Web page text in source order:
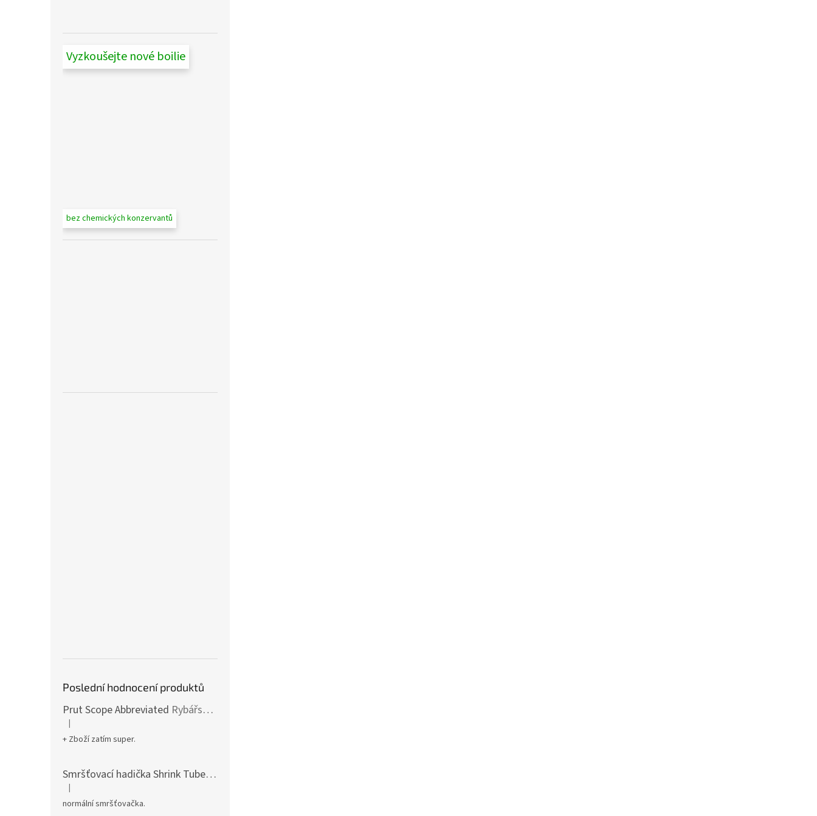
Vyzkoušejte nové boilie
bez chemických konzervantů
Poslední hodnocení produktů
Prut Scope Abbreviated Rybářské pruty s krátkým dělením a zkrácenou rukojetí
Hodnocení produktu je 5 z 5 hvězdiček.
|
+ Zboží zatím super.
Smršťovací hadička Shrink Tubepro dokonalé maskování montáže
Hodnocení produktu je 5 z 5 hvězdiček.
|
normální smršťovačka.